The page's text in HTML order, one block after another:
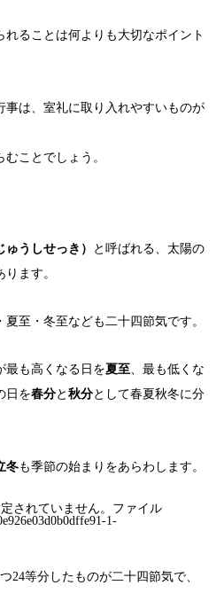
ることは何よりも大切なポイント
事は、室礼に取り入れやすいものが
ことでしょう。
うしせっき）
と呼ばれる、太陽の
ます。
至・冬至なども二十四節気です。
最も高くなる日を夏至 、最も低くな
日を春分と 秋分として春夏秋冬に分
冬も季節の始まりをあらわします。
24等分したものが二十四節気で、